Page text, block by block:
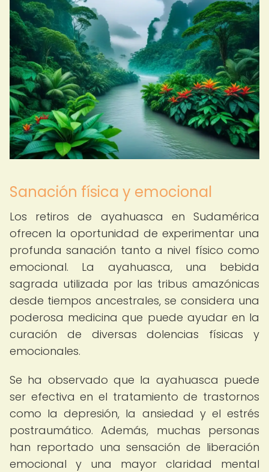
Sanación física y emocional
Los retiros de ayahuasca en Sudamérica
ofrecen la oportunidad de experimentar una
profunda sanación tanto a nivel físico como
emocional. La ayahuasca, una bebida
sagrada utilizada por las tribus amazónicas
desde tiempos ancestrales, se considera una
poderosa medicina que puede ayudar en la
curación de diversas dolencias físicas y
emocionales.
Se ha observado que la ayahuasca puede
ser efectiva en el tratamiento de trastornos
como la depresión, la ansiedad y el estrés
postraumático. Además, muchas personas
han reportado una sensación de liberación
emocional y una mayor claridad mental